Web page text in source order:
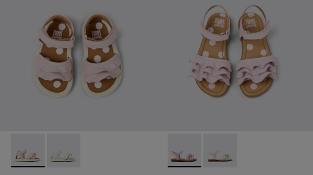
Twins - K800678-002 - Sandalias de piel rosa para niños.
Twins - K800678-001 - Sandalias de piel blancas
Twins - K800676-003 -
Twins - K800676-